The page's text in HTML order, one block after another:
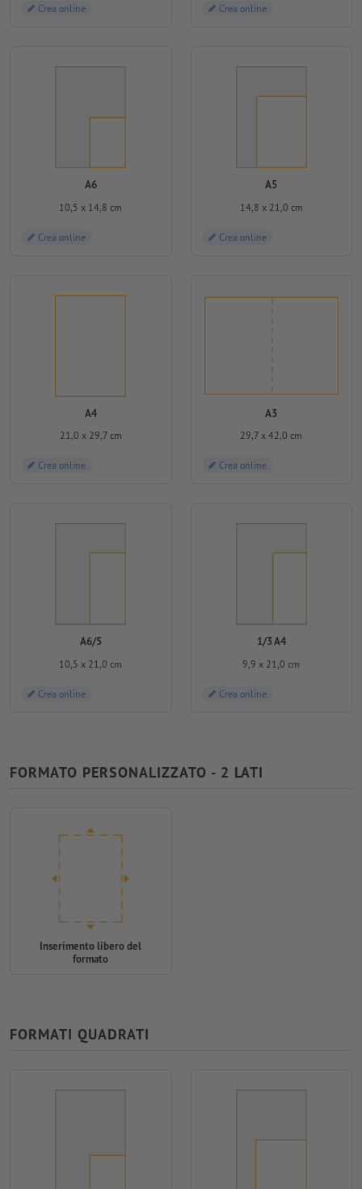
Crea online Crea online
A6
10,5 x 14,8 cm
Crea online
A5
14,8 x 21,0 cm
Crea online
A4
21,0 x 29,7 cm
Crea online
A3
29,7 x 42,0 cm
Crea online
A6/5
10,5 x 21,0 cm
Crea online
1/3 A4
9,9 x 21,0 cm
Crea online
FORMATO PERSONALIZZATO - 2 LATI
Inserimento libero del
formato
FORMATI QUADRATI